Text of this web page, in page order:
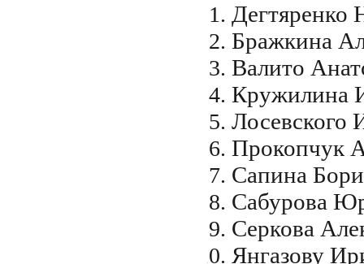
Дегтяренко
Бражкина
Валито
Кружилина
Лосевского
Прокопчук
Сапина
Cабурова
Cеркова
Янгазову